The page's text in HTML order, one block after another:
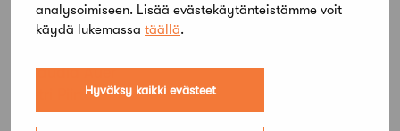
analysoimiseen. Lisää evästekäytänteistämme voit
käydä lukemassa täällä.
Hyväksy kaikki evästeet
SAFA:n nimeämät palkintolautakunnan
Claudia Auer
Petri Piirta